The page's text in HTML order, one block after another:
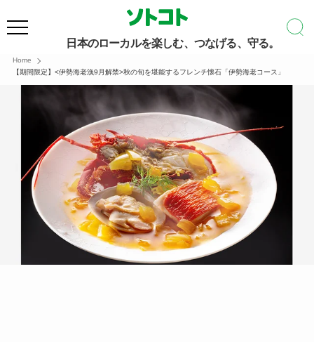
日本のローカルを楽しむ、つなげる、守る。
Home
【期間限定】<伊勢海老漁9月解禁>秋の旬を堪能するフレンチ懐石「伊勢海老コース」